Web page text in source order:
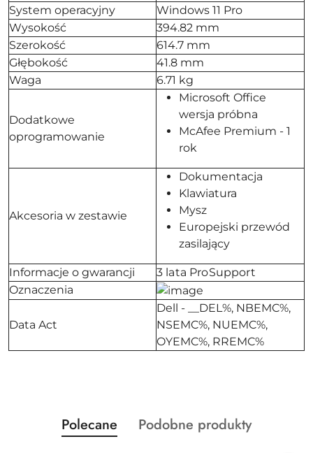
System operacyjny
Windows 11 Pro
Wysokość
394.82 mm
Szerokość
614.7 mm
Głębokość
41.8 mm
Waga
6.71 kg
Dodatkowe
oprogramowanie
Microsoft Office
wersja próbna
McAfee Premium - 1
rok
Akcesoria w zestawie
Dokumentacja
Klawiatura
Mysz
Europejski przewód
zasilający
Informacje o gwarancji
3 lata ProSupport
Oznaczenia
Data Act
Dell - __DEL%, NBEMC%,
NSEMC%, NUEMC%,
OYEMC%, RREMC%
Pomiń karuzelę produktów
Produkty
o
Polecane
Produkty
Podobne produkty